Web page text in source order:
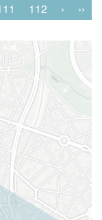
112 › ››